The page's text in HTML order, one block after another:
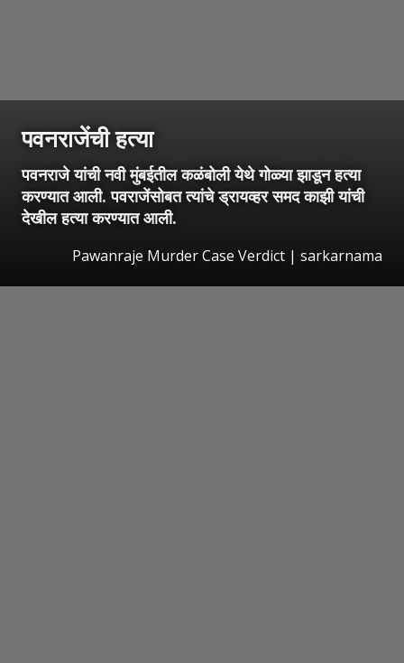
पवनराजेंची हत्या
पवनराजे यांची नवी मुंबईतील कळंबोली येथे गोळ्या झाडून हत्या
करण्यात आली. पवराजेंसोबत त्यांचे ड्रायव्हर समद काझी यांची
देखील हत्या करण्यात आली.
Pawanraje Murder Case Verdict | sarkarnama